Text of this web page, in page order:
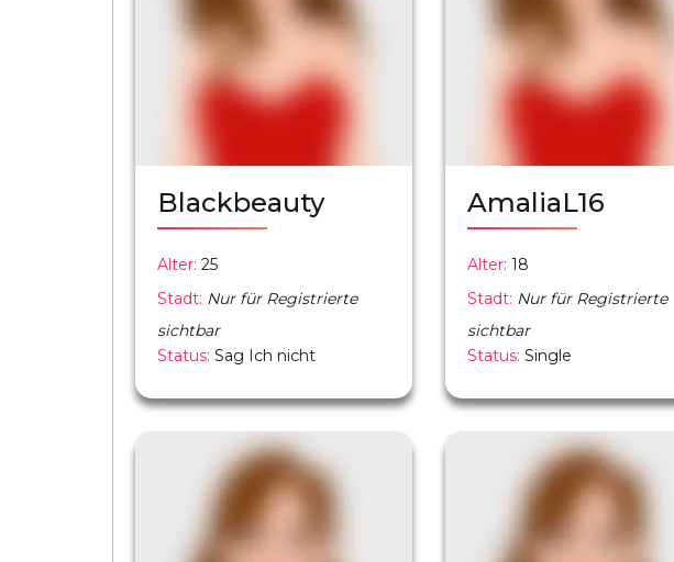
Blackbeauty
Alter: 25
Stadt: Nur für Registrierte
sichtbar
Status: Sag Ich nicht
AmaliaL16
Alter: 18
Stadt: Nur für Registrierte
sichtbar
Status: Single